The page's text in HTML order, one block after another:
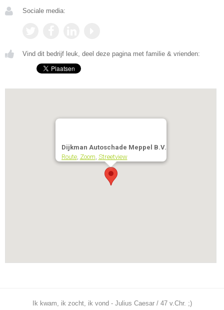
Sociale media:
Vind dit bedrijf leuk, deel deze pagina met familie & vrienden:
Dijkman Autoschade Meppel B.V.
Route, Zoom, Streetview
Ik kwam, ik zocht, ik vond - Julius Caesar / 47 v.Chr. ;)